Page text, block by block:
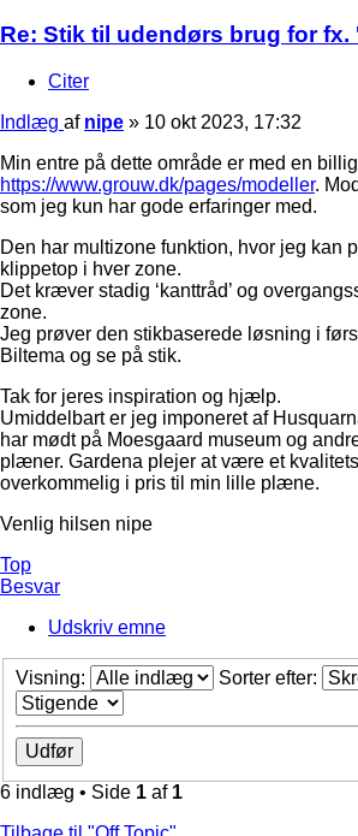
Re: Stik til udendørs brug for fx.
Citer
Indlæg af nipe » 10 okt 2023, 17:32
Min entre på dette område er med en
https://www.grouw.dk/pages/modeller.
som jeg kun har gode erfaringer med.
Den har multizone funktion, hvor jeg kan
klippetop i hver zone.
Det kræver stadig ‘kanttråd’ og
zone.
Jeg prøver den stikbaserede løsning i
Biltema og se på stik.
Tak for jeres inspiration og hjælp.
Umiddelbart er jeg imponeret af
har mødt på Moesgaard museum og
plæner. Gardena plejer at være et
overkommelig i pris til min lille plæne.
Venlig hilsen nipe
Top
Besvar
Udskriv emne
Visning: Sorter efter:
6 indlæg • Side 1 af 1